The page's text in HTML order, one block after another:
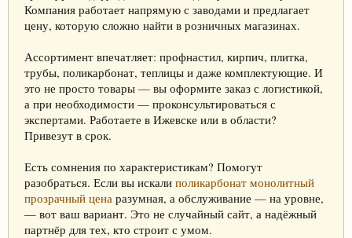
Компания работает напрямую с заводами и предлагает
цену, которую сложно найти в розничных магазинах.
Ассортимент впечатляет: профнастил, кирпич, плитка,
трубы, поликарбонат, теплицы и даже комплектующие. И
это не просто товары — вы оформите заказ с логистикой,
а при необходимости — проконсультироваться с
экспертами. Работаете в Ижевске или в области?
Привезут в срок.
Есть сомнения по характеристикам? Помогут
разобраться. Если вы искали поликарбонат монолитный
прозрачный цена разумная, а обслуживание — на уровне,
— вот ваш вариант. Это не случайный сайт, а надёжный
партнёр для тех, кто строит с умом.